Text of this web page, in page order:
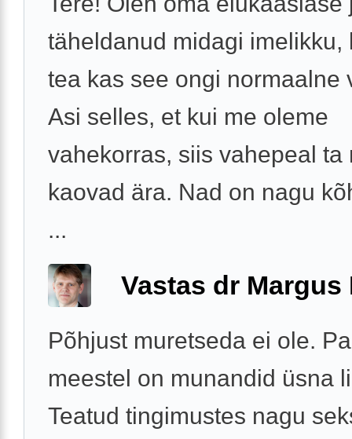
täheldanud midagi imelikku,
tea kas see ongi normaalne
Asi selles, et kui me oleme
vahekorras, siis vahepeal ta
kaovad ära. Nad on nagu
...
Vastas dr Margus
Põhjust muretseda ei ole.
meestel on munandid üsna
Teatud tingimustes nagu